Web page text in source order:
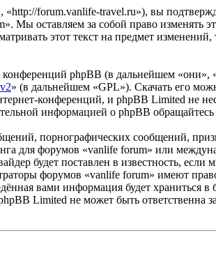
forum.vanlife-travel.ru»), вы
Мы оставляем за собой право изменять
этот текст на предмет
phpBB (в дальнейшем
» (в дальнейшем «GPL»). Скачать его
конференций, и phpBB Limited не
информацией о phpBB обращайтесь
порнографических сообщений,
для форумов «vanlife forum» или
будет поставлен в известность,
форумов «vanlife forum» имеют
вами информация будет храниться
Limited не может быть ответственна